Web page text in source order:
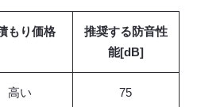
もり価格
推奨する防音性
能[dB]
高い 75